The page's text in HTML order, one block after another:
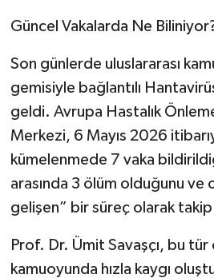
Güncel Vakalarda Ne
Son günlerde uluslararası
gemisiyle bağlantılı
geldi. Avrupa Hastalık
Merkezi, 6 Mayıs 2026
kümelenmede 7 vaka
arasında 3 ölüm olduğunu ve
gelişen” bir süreç olarak
Prof. Dr. Ümit Savaşçı, bu tür
kamuoyunda hızla kaygı